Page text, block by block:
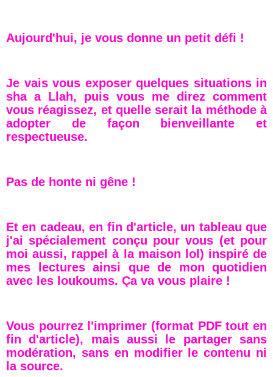
Aujourd'hui, je vous donne un petit défi !
Je vais vous exposer quelques situations in
sha a Llah, puis vous me direz comment
vous réagissez, et quelle serait la méthode à
adopter de façon bienveillante et
respectueuse.
Pas de honte ni gêne !
Et en cadeau, en fin d'article, un tableau que
j'ai spécialement conçu pour vous (et pour
moi aussi, rappel à la maison lol) inspiré de
mes lectures ainsi que de mon quotidien
avec les loukoums. Ça va vous plaire !
Vous pourrez l'imprimer (format PDF tout en
fin d'article), mais aussi le partager sans
modération, sans en modifier le contenu ni
la source.